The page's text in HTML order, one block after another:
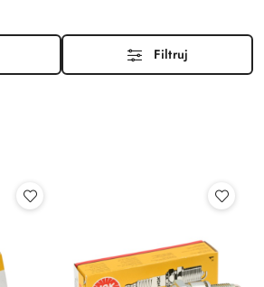
Filtruj